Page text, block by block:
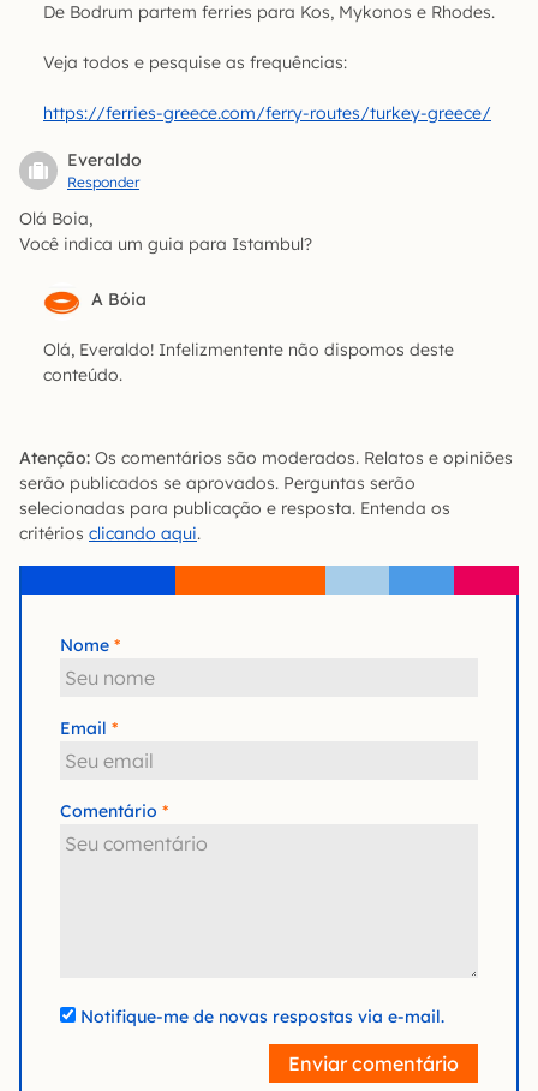
De Bodrum partem ferries para Kos, Mykonos e Rhodes.
Veja todos e pesquise as frequências:
https://ferries-greece.com/ferry-routes/turkey-greece/
Everaldo
Responder
Olá Boia,
Você indica um guia para Istambul?
A Bóia
Olá, Everaldo! Infelizmentente não dispomos deste
conteúdo.
Atenção: Os comentários são moderados. Relatos e opiniões
serão publicados se aprovados. Perguntas serão
selecionadas para publicação e resposta. Entenda os
critérios clicando aqui.
Nome
Email
Comentário
Notifique-me de novas respostas via e-mail.
Enviar comentário